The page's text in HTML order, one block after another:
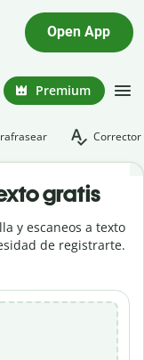
Open App
Premium
gratis
y escaneos a texto
de registrarte.